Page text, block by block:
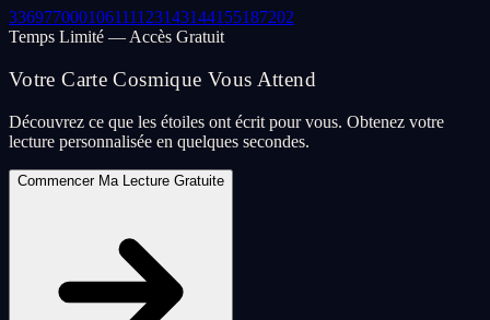
336977000106111123143144155187202
Temps Limité — Accès Gratuit
Votre Carte Cosmique Vous Attend
Découvrez ce que les étoiles ont écrit pour vous. Obtenez votre
lecture personnalisée en quelques secondes.
Commencer Ma Lecture Gratuite